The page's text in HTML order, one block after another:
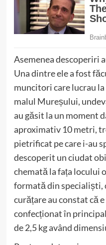
Asemenea descoperiri
Una dintre ele a fost
muncitori care lucrau
malul Mureșului,
au găsit la un moment
aproximativ 10 metri,
pietrificat pe care i-au
descoperit un ciudat
chemată la fața locului
formată din specialiști,
curățare au constat că
confecționat în
de 2,5 kg având